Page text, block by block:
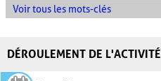
Voir tous les mots-clés
DÉROULEMENT DE L'ACTIVITÉ